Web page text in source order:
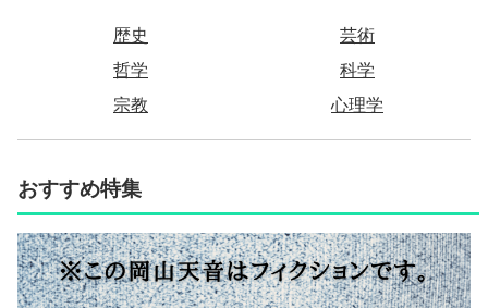
歴史
芸術
哲学
科学
宗教
心理学
おすすめ特集